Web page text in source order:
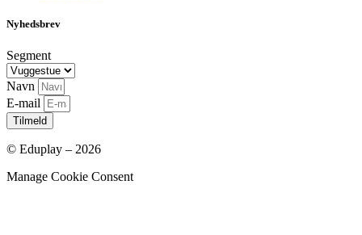
Nyhedsbrev
Segment
Navn
E-mail
Tilmeld
© Eduplay – 2026
Manage Cookie Consent